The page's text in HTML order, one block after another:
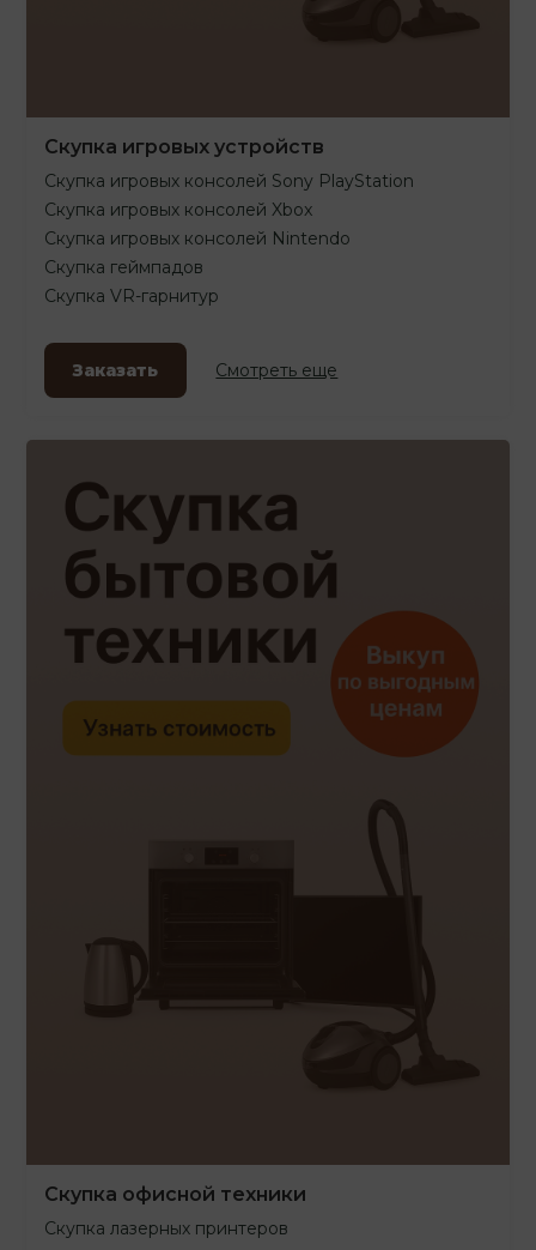
Скупка игровых устройств
Скупка игровых консолей Sony PlayStation
Скупка игровых консолей Xbox
Скупка игровых консолей Nintendo
Скупка геймпадов
Скупка VR-гарнитур
Заказать Смотреть еще
Скупка офисной техники
Скупка лазерных принтеров